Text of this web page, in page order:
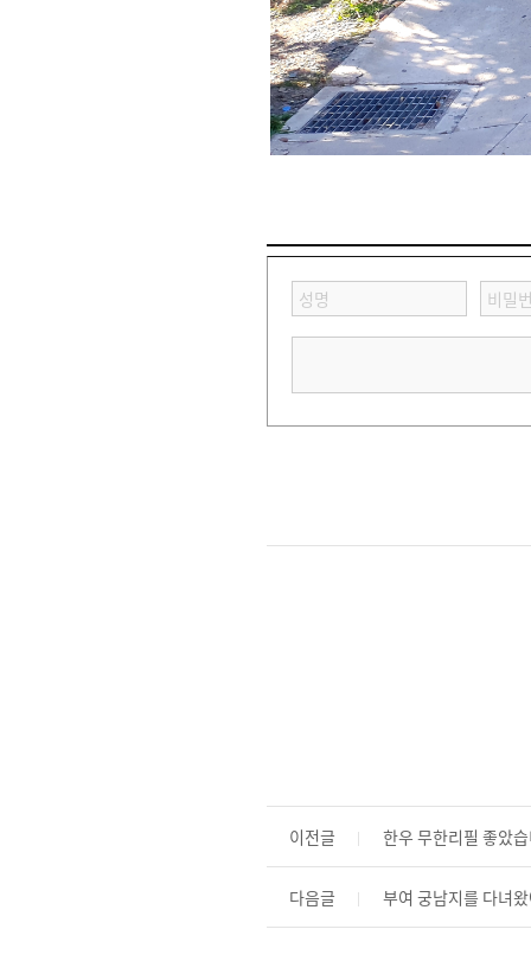
이전글 한우 무한리필 좋았
다음글 부여 궁남지를 다녀